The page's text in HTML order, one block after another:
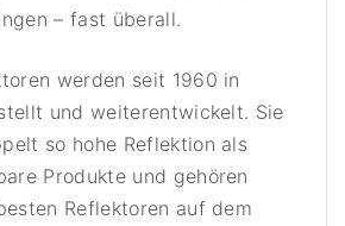
– fast überall.
werden seit 1960 in
und weiterentwickelt. Sie
so hohe Reflektion als
Produkte und gehören
Reflektoren auf dem